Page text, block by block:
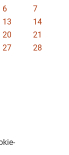
6
7
13
14
20
21
27
28